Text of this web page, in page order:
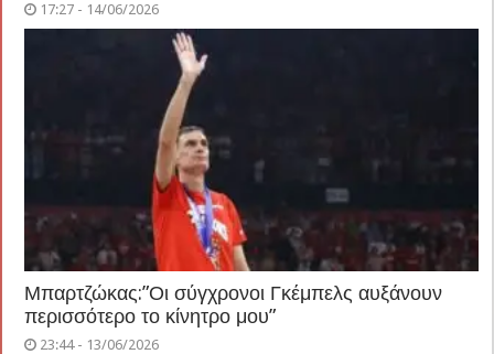
17:27 - 14/06/2026
Μπαρτζώκας:”Οι σύγχρονοι Γκέμπελς αυξάνουν
περισσότερο το κίνητρο μου”
23:44 - 13/06/2026